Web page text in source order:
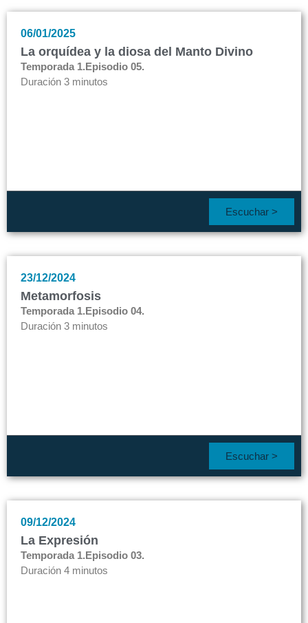
06/01/2025
La orquídea y la diosa del Manto Divino
Temporada 1.Episodio 05.
Duración 3 minutos
Escuchar >
23/12/2024
Metamorfosis
Temporada 1.Episodio 04.
Duración 3 minutos
Escuchar >
09/12/2024
La Expresión
Temporada 1.Episodio 03.
Duración 4 minutos